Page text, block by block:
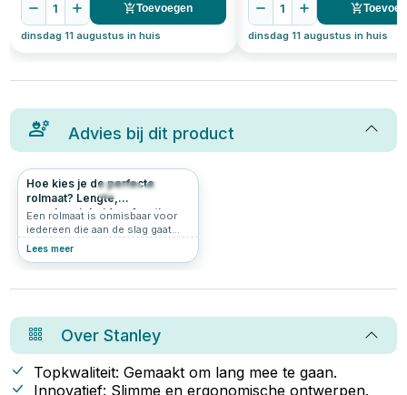
1 Toevoegen
dinsdag 11 augustus in huis
1
dinsdag 11 augustus in huis
Advies bij dit product
448
Hoe kies je de perfecte
rolmaat? Lengte,
nauwkeurigheid en functies
uitgelegd
Een rolmaat is onmisbaar voor
iedereen die aan de slag gaat
met bouw- of klusprojecten.
beantwoorden we al je vragen
over rolmaten. Of je nu een
rolmaat van 3 meter zoekt voor
kleine klussen of een
professionele rolmaat van 10
Lees meer
OverStanley
Topkwaliteit: Gemaakt om lang mee te gaan.
Innovatief: Slimme en ergonomische ontwerpen.